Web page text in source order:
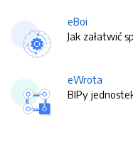
eBoi
Jak załatwić
eWrota
BIPy